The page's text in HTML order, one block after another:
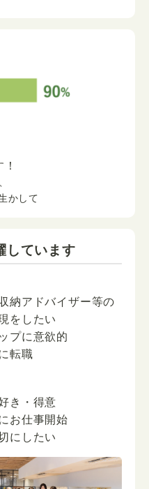
かして
しています
納アドバイザー等の
をしたい
プに意欲的
転職
き・得意
お仕事開始
にしたい